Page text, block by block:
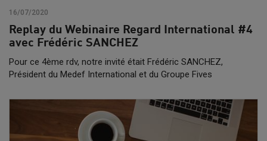
16/07/2020
Replay du Webinaire Regard International #4
avec Frédéric SANCHEZ
Pour ce 4ème rdv, notre invité était Frédéric SANCHEZ,
Président du Medef International et du Groupe Fives